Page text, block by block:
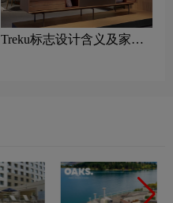
Treku标志设计含义及家具